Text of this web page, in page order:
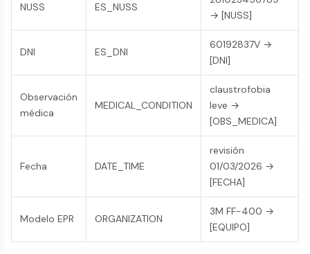
NUSS ES_NUSS
→ [NUSS]
DNI ES_DNI
60192837V →
[DNI]
Observación
médica
MEDICAL_CONDITION
claustrofobia
leve →
[OBS_MEDICA]
Fecha DATE_TIME
revisión
01/03/2026 →
[FECHA]
Modelo EPR ORGANIZATION
3M FF-400 →
[EQUIPO]